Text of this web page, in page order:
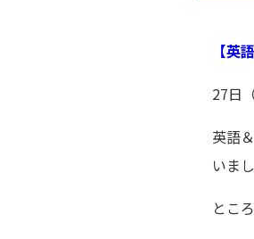
【英
27日
英語
いま
とこ